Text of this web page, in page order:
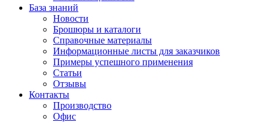
База знаний
Новости
Брошюры и каталоги
Справочные материалы
Информационные листы для заказчиков
Примеры успешного применения
Статьи
Отзывы
Контакты
Производство
Офис